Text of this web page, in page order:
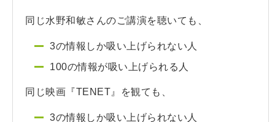
同じ水野和敏さんのご講演を聴いても、
3の情報しか吸い上げられない人
100の情報が吸い上げられる人
同じ映画『TENET』を観ても、
3の情報しか吸い上げられない人